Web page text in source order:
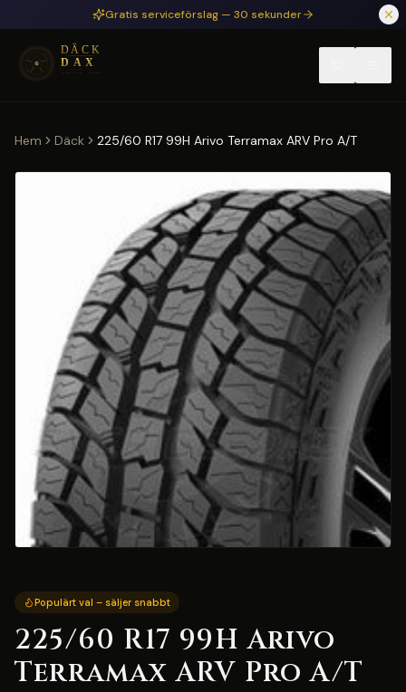
Hoppa till huvudinnehållGratis serviceförslag — 30 sekunder
Hem Däck 225/60 R17 99H Arivo Terramax ARV Pro A/T
Populärt val – säljer snabbt
225/60 R17 99H Arivo
Terramax ARV Pro A/T